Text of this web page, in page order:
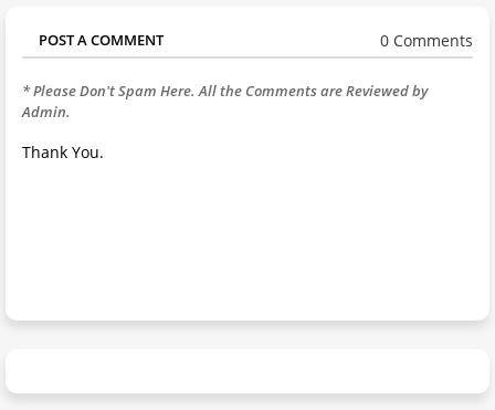
POST A COMMENT 0 Comments
* Please Don't Spam Here. All the Comments are Reviewed by
Admin.
Thank You.